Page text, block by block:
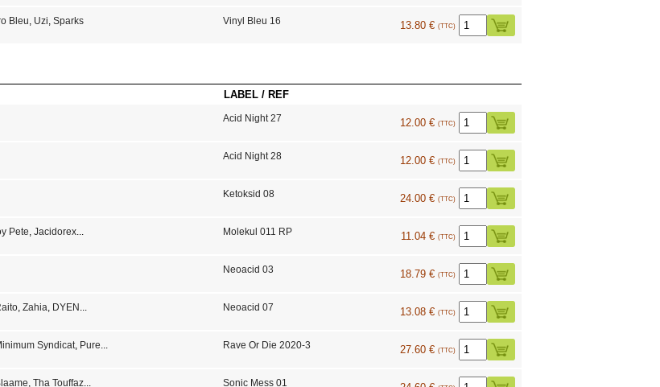
Bleu, Uzi, Sparks Vinyl Bleu 16 13.80 € (TTC)
LABEL / REF
Acid Night 27 12.00 € (TTC)
Acid Night 28 12.00 € (TTC)
Ketoksid 08 24.00 € (TTC)
Pete, Jacidorex... Molekul 011 RP 11.04 € (TTC)
Neoacid 03 18.79 € (TTC)
, Zahia, DYEN ... Neoacid 07 13.08 € (TTC)
Syndicat, Pure... Rave Or Die 2020-3 27.60 € (TTC)
, Tha Touffaz... Sonic Mess 01